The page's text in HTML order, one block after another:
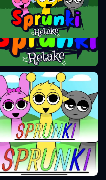
Sprunki Retake
Sprunki Phase 1